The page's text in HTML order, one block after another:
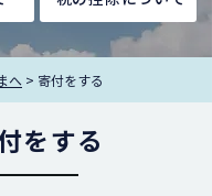
へ > 寄付をする
をする